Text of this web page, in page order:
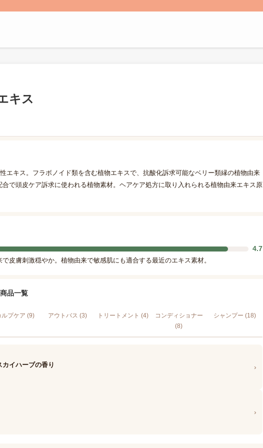
キス
エキス。フラボノイド類を含む植物エキスで、抗酸化訴求可能なベリー類縁の植物由来
で頭皮ケア訴求に使われる植物素材。ヘアケア処方に取り入れられる植物由来エキス原
4.7
皮膚刺激穏やか。植物由来で敏感肌にも適合する最近のエキス素材。
品一覧
ルプケア (9) アウトバス (3) トリートメント (4)
コンディショナー
(8)
シャンプー (18)
イハーブの香り ›
›